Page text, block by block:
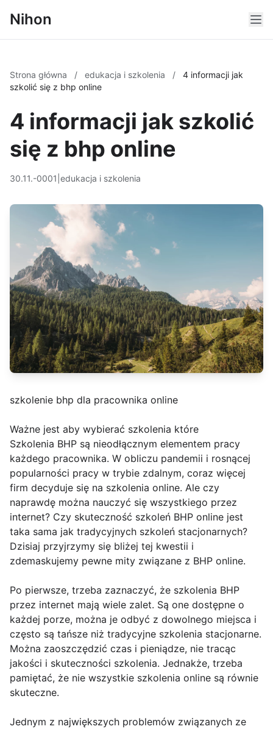
Nihon
Strona główna / edukacja i szkolenia /
4 informacji jak
szkolić się z bhp online
4 informacji jak szkolić
się z bhp online
30.11.-0001 edukacja i szkolenia
szkolenie bhp dla pracownika online
Ważne jest aby wybierać szkolenia które
Szkolenia BHP są nieodłącznym elementem pracy
każdego pracownika. W obliczu pandemii i rosnącej
popularności pracy w trybie zdalnym, coraz więcej
firm decyduje się na szkolenia online. Ale czy
naprawdę można nauczyć się wszystkiego przez
internet? Czy skuteczność szkoleń BHP online jest
taka sama jak tradycyjnych szkoleń stacjonarnych?
Dzisiaj przyjrzymy się bliżej tej kwestii i
zdemaskujemy pewne mity związane z BHP online.
Po pierwsze, trzeba zaznaczyć, że szkolenia BHP
przez internet mają wiele zalet. Są one dostępne o
każdej porze, można je odbyć z dowolnego miejsca i
często są tańsze niż tradycyjne szkolenia stacjonarne.
Można zaoszczędzić czas i pieniądze, nie tracąc
jakości i skuteczności szkolenia. Jednakże, trzeba
pamiętać, że nie wszystkie szkolenia online są równie
skuteczne.
Jednym z największych problemów związanych ze